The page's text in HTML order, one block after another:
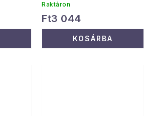
Raktáron
Ft3 044
KOSÁRBA